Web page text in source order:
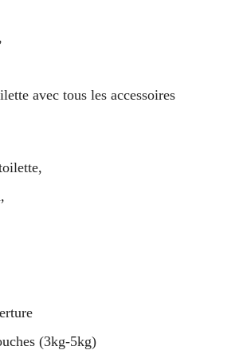
avec tous les accessoires
(3kg-5kg)